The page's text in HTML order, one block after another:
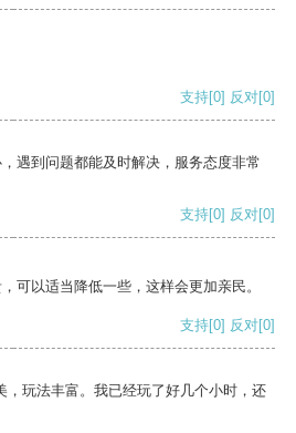
支持[0] 反对[0]
遇到问题都能及时解决，服务态度非常
支持[0] 反对[0]
可以适当降低一些，这样会更加亲民。
支持[0] 反对[0]
，玩法丰富。我已经玩了好几个小时，还